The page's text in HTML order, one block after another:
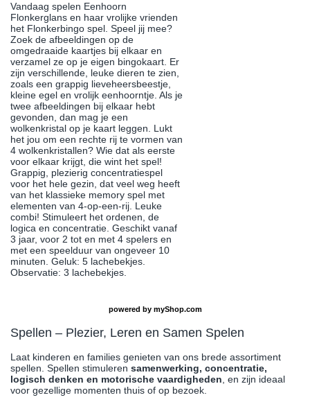
Vandaag spelen Eenhoorn
Flonkerglans en haar vrolijke vrienden
het Flonkerbingo spel. Speel jij mee?
Zoek de afbeeldingen op de
omgedraaide kaartjes bij elkaar en
verzamel ze op je eigen bingokaart. Er
zijn verschillende, leuke dieren te zien,
zoals een grappig lieveheersbeestje,
kleine egel en vrolijk eenhoorntje. Als je
twee afbeeldingen bij elkaar hebt
gevonden, dan mag je een
wolkenkristal op je kaart leggen. Lukt
het jou om een rechte rij te vormen van
4 wolkenkristallen? Wie dat als eerste
voor elkaar krijgt, die wint het spel!
Grappig, plezierig concentratiespel
voor het hele gezin, dat veel weg heeft
van het klassieke memory spel met
elementen van 4-op-een-rij. Leuke
combi! Stimuleert het ordenen, de
logica en concentratie. Geschikt vanaf
3 jaar, voor 2 tot en met 4 spelers en
met een speelduur van ongeveer 10
minuten. Geluk: 5 lachebekjes.
Observatie: 3 lachebekjes.
powered by myShop.com
Spellen – Plezier, Leren en Samen Spelen
Laat kinderen en families genieten van ons brede assortiment
spellen. Spellen stimuleren samenwerking, concentratie,
logisch denken en motorische vaardigheden, en zijn ideaal
voor gezellige momenten thuis of op bezoek.